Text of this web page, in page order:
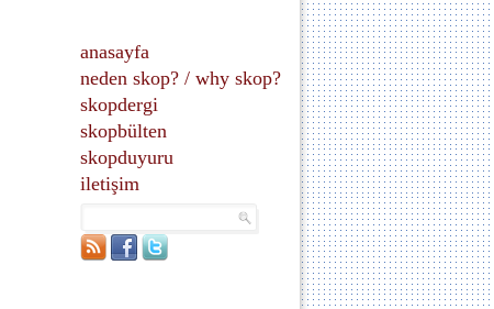
anasayfa
neden skop? / why skop?
skopdergi
skopbülten
skopduyuru
iletişim